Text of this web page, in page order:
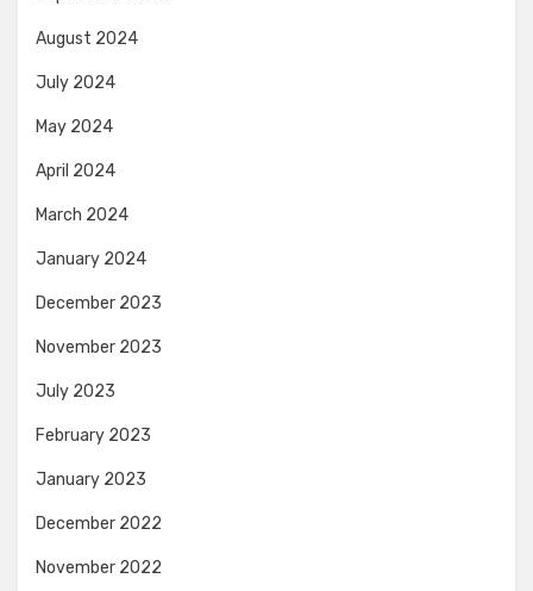
August 2024
July 2024
May 2024
April 2024
March 2024
January 2024
December 2023
November 2023
July 2023
February 2023
January 2023
December 2022
November 2022